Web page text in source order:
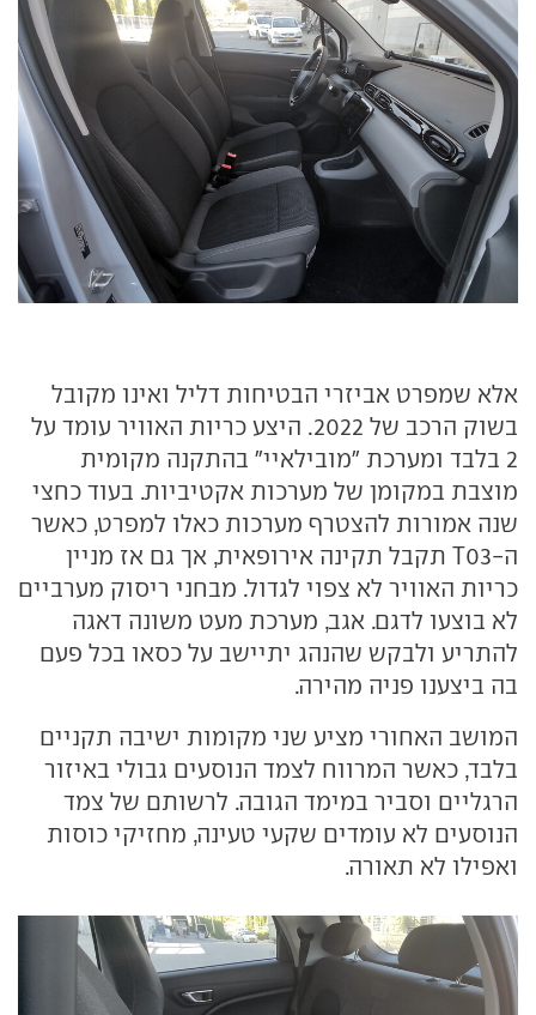
אלא שמפרט אביזרי הבטיחות דליל ואינו מקובל
בשוק הרכב של 2022. היצע כריות האוויר עומד על
2 בלבד ומערכת "מובילאיי" בהתקנה מקומית
מוצבת במקומן של מערכות אקטיביות. בעוד כחצי
שנה אמורות להצטרף מערכות כאלו למפרט, כאשר
ה-T03 תקבל תקינה אירופאית, אך גם אז מניין
כריות האוויר לא צפוי לגדול. מבחני ריסוק מערביים
לא בוצעו לדגם. אגב, מערכת מעט משונה דאגה
להתריע ולבקש שהנהג יתיישב על כסאו בכל פעם
בה ביצענו פניה מהירה.
המושב האחורי מציע שני מקומות ישיבה תקניים
בלבד, כאשר המרווח לצמד הנוסעים גבולי באיזור
הרגליים וסביר במימד הגובה. לרשותם של צמד
הנוסעים לא עומדים שקעי טעינה, מחזיקי כוסות
ואפילו לא תאורה.